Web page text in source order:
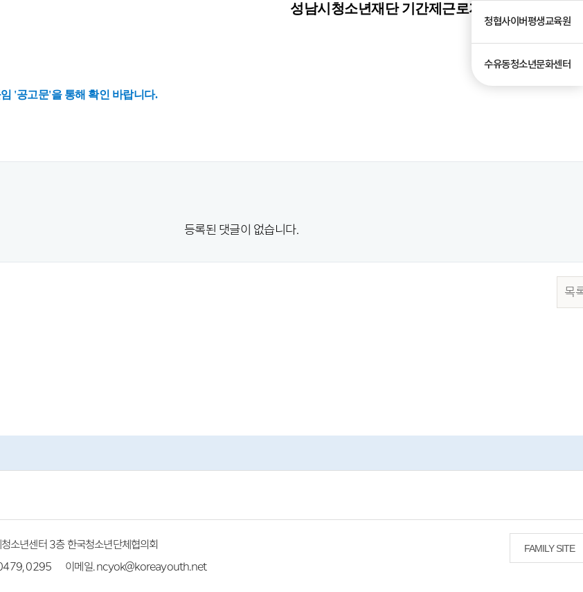
청협사이버평생교육원
수유동청소년문화센터
성남시청소년재단 기간제근로자 채용위원회위원
'공고문'을 통해 확인 바랍니다.
등록된 댓글이 없습니다.
목
FAMILY SITE
소년센터 3층 한국청소년단체협의회
0295 이메일. ncyok@koreayouth.net